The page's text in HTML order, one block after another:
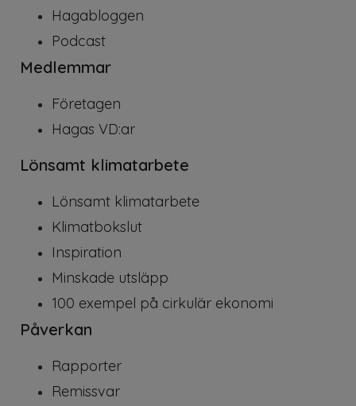
Hagabloggen
Podcast
Medlemmar
Företagen
Hagas VD:ar
Lönsamt klimatarbete
Lönsamt klimatarbete
Klimatbokslut
Inspiration
Minskade utsläpp
100 exempel på cirkulär ekonomi
Påverkan
Rapporter
Remissvar